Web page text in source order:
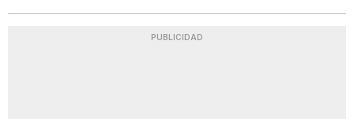
PUBLICIDAD